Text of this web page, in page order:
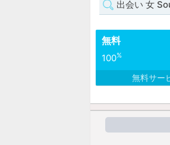
出会い 女
無料
100%
無料サー